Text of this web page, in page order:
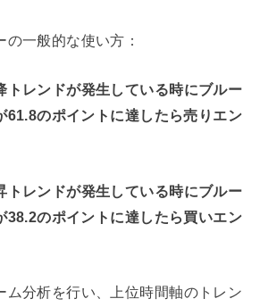
一般的な使い方：
トレンドが発生している時にブルー
61.8のポイントに達したら売りエン
トレンドが発生している時にブルー
38.2のポイントに達したら買いエン
ム分析を行い、上位時間軸のトレン